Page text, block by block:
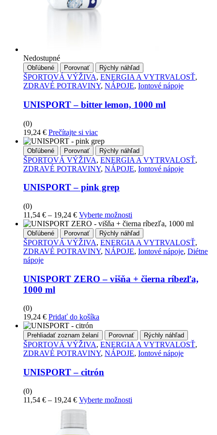
Nedostupné
Obľúbené Porovnať Rýchly náhľad
ŠPORTOVÁ VÝŽIVA, ENERGIA A VYTRVALOSŤ,
ZDRAVÉ POTRAVINY, NÁPOJE, Iontové nápoje
UNISPORT – bitter lemon, 1000 ml
(0)
19,24 € Prečítajte si viac
Obľúbené Porovnať Rýchly náhľad
ŠPORTOVÁ VÝŽIVA, ENERGIA A VYTRVALOSŤ,
ZDRAVÉ POTRAVINY, NÁPOJE, Iontové nápoje
UNISPORT – pink grep
(0)
11,54 € – 19,24 €Price
range:
11,54 €
through
19,24 €
Vyberte možnosti
produkt
má
viacero
variantov.
môžete
vybrať
Obľúbené Porovnať Rýchly náhľad
ŠPORTOVÁ VÝŽIVA, ENERGIA A VYTRVALOSŤ,
ZDRAVÉ POTRAVINY, NÁPOJE, Iontové nápoje, Diétne
nápoje
UNISPORT ZERO – višňa + čierna ríbezľa,
1000 ml
(0)
19,24 € Pridať do košíka
Prehliadať zoznam želaní Porovnať Rýchly náhľad
ŠPORTOVÁ VÝŽIVA, ENERGIA A VYTRVALOSŤ,
ZDRAVÉ POTRAVINY, NÁPOJE, Iontové nápoje
UNISPORT – citrón
(0)
11,54 € – 19,24 €Price
range:
through
Vyberte možnosti